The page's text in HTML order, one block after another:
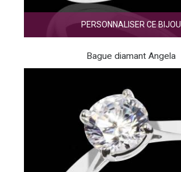
PERSONNALISER CE BIJOU
Bague diamant Angela